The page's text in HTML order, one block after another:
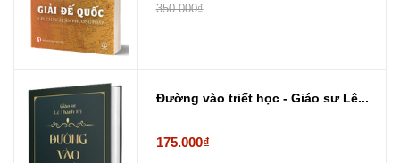
350.000₫
Đường vào triết học - Giáo sư Lê...
175.000₫